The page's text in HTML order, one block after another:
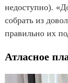
недоступно).
собрать из
правильно их
Атласное